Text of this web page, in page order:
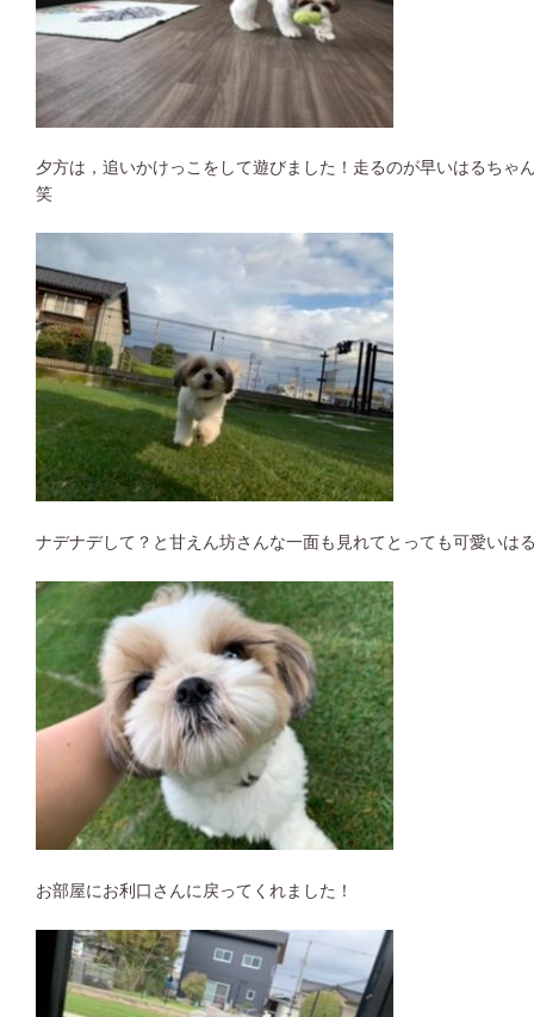
夕方は，追いかけっこをして遊びました！走るのが早いはるち
笑
ナデナデして？と甘えん坊さんな一面も見れてとっても可愛いは
お部屋にお利口さんに戻ってくれました！